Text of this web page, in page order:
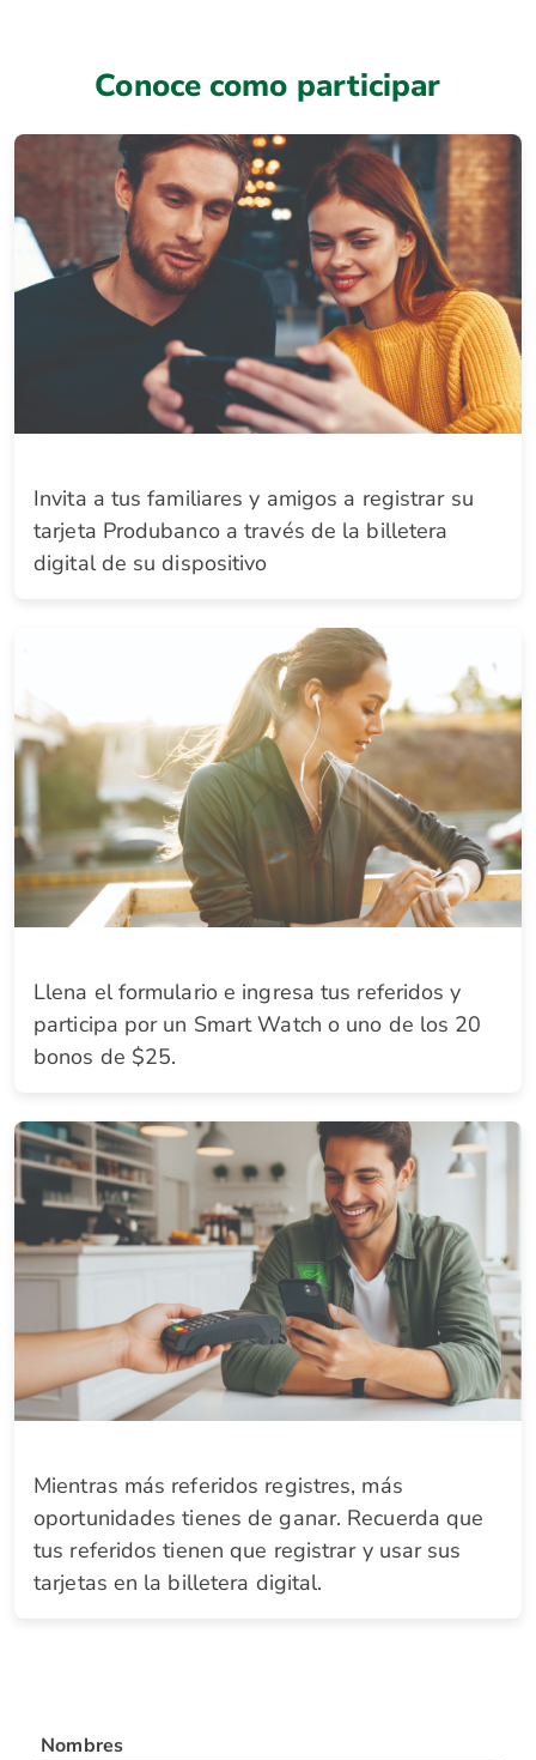
Conoce como participar
Invita a tus familiares y amigos a registrar su
tarjeta Produbanco a través de la billetera
digital de su dispositivo
Llena el formulario e ingresa tus referidos y
participa por un Smart Watch o uno de los 20
bonos de $25.
Mientras más referidos registres, más
oportunidades tienes de ganar. Recuerda que
tus referidos tienen que registrar y usar sus
tarjetas en la billetera digital.
Nombres